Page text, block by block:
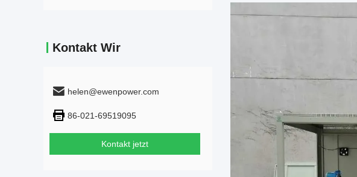
Kontakt Wir
helen@ewenpower.com
86-021-69519095
Kontakt jetzt